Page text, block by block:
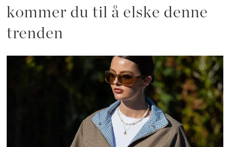
kommer du til å elske denne
trenden